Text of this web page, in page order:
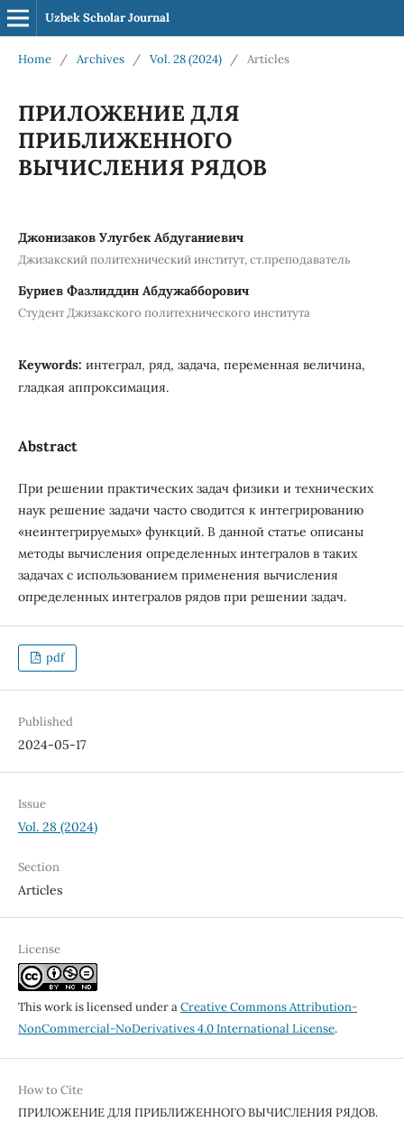
Uzbek Scholar Journal
Home / Archives / Vol. 28 (2024) / Articles
ПРИЛОЖЕНИЕ ДЛЯ
ПРИБЛИЖЕННОГО
ВЫЧИСЛЕНИЯ РЯДОВ
Джонизаков Улугбек Абдуганиевич
Джизакский политехнический институт, ст.преподаватель
Буриев Фазлиддин Абдужабборович
Студент Джизакского политехнического института
Keywords: интеграл, ряд, задача, переменная величина,
гладкая аппроксимация.
Abstract
При решении практических задач физики и технических
наук решение задачи часто сводится к интегрированию
«неинтегрируемых» функций. В данной статье описаны
методы вычисления определенных интегралов в таких
задачах с использованием применения вычисления
определенных интегралов рядов при решении задач.
pdf
Published
2024-05-17
Issue
Vol. 28 (2024)
Section
Articles
License
This work is licensed under aCreative Commons Attribution-
NonCommercial-NoDerivatives 4.0 International License.
How to Cite
ПРИЛОЖЕНИЕ ДЛЯ ПРИБЛИЖЕННОГО ВЫЧИСЛЕНИЯ РЯДОВ.